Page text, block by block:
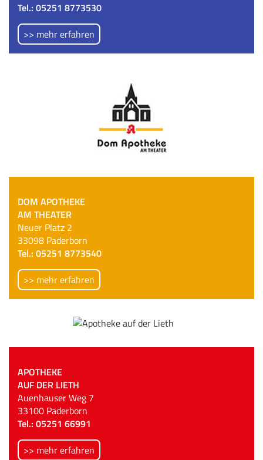
Tel.: 05251 8773530
>> mehr erfahren
DOM APOTHEKE
AM THEATER
Neuer Platz 2
33098 Paderborn
Tel.: 05251 8773540
>> mehr erfahren
APOTHEKE
AUF DER LIETH
Auenhauser Weg 7
33100 Paderborn
Tel.: 05251 66991
>> mehr erfahren